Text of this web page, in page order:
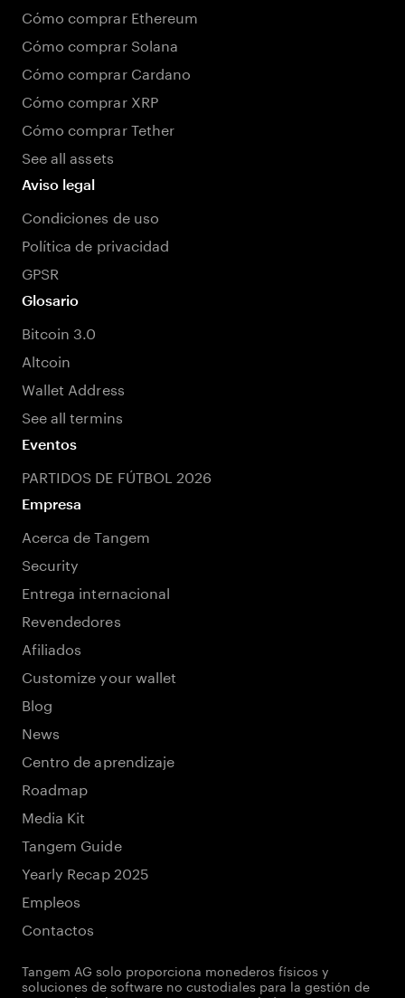
Cómo comprar Ethereum
Cómo comprar Solana
Cómo comprar Cardano
Cómo comprar XRP
Cómo comprar Tether
See all assets
Aviso legal
Condiciones de uso
Política de privacidad
GPSR
Glosario
Bitcoin 3.0
Altcoin
Wallet Address
See all termins
Eventos
PARTIDOS DE FÚTBOL 2026
Empresa
Acerca de Tangem
Security
Entrega internacional
Revendedores
Afiliados
Customize your wallet
Blog
News
Centro de aprendizaje
Roadmap
Media Kit
Tangem Guide
Yearly Recap 2025
Empleos
Contactos
Tangem AG solo proporciona monederos físicos y
soluciones de software no custodiales para la gestión de